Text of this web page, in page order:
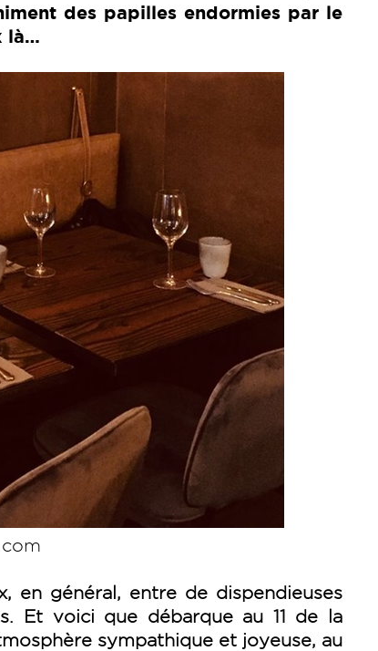
des papilles endormies par le
là…
en général, entre de dispendieuses
Et voici que débarque au 11 de la
sympathique et joyeuse, au